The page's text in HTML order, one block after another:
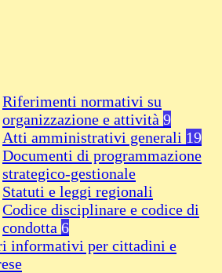
Riferimenti normativi su
organizzazione e attività 9
Atti amministrativi generali 19
Documenti di programmazione
strategico-gestionale
Statuti e leggi regionali
Codice disciplinare e codice di
condotta 6
informativi per cittadini e